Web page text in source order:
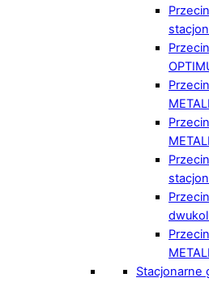
Stacjonarne